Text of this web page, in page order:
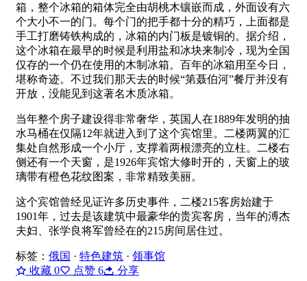
箱，整个冰箱的箱体完全由胡桃木镶嵌而成，外面设有六
个大小不一的门。每个门的把手都十分的精巧，上面都是
手工打磨铸铁构成的，冰箱的内门板是镀铜的。据介绍，
这个冰箱在最早的时候是利用盐和冰块来制冷，现为全国
仅存的一个仍在使用的木制冰箱。 百年的冰箱用至今日，
堪称奇迹。 不过我们那天去的时候“第聂伯河”餐厅并没有
开放，没能见到这著名木质冰箱。
当年整个房子建设得非常奢华，英国人在1889年发明的抽
水马桶在仅隔12年就进入到了这个宾馆里。
二楼两翼的汇
集处自然形成一个小厅，支撑着两根漂亮的立柱。
二楼右
侧还有一个天窗，是1926年宾馆大修时开的，天窗上的玻
璃带有橙色花纹图案，非常精致美丽。
这个宾馆曾经见证许多历史事件， 二楼215客房始建于
1901年，过去是该建筑中最豪华的贵宾客房， 当年的溥杰
夫妇、张学良将军曾经在的215房间居住过。
标签： 俄国 · 特色建筑 · 领事馆
收藏 0 点赞 6 分享